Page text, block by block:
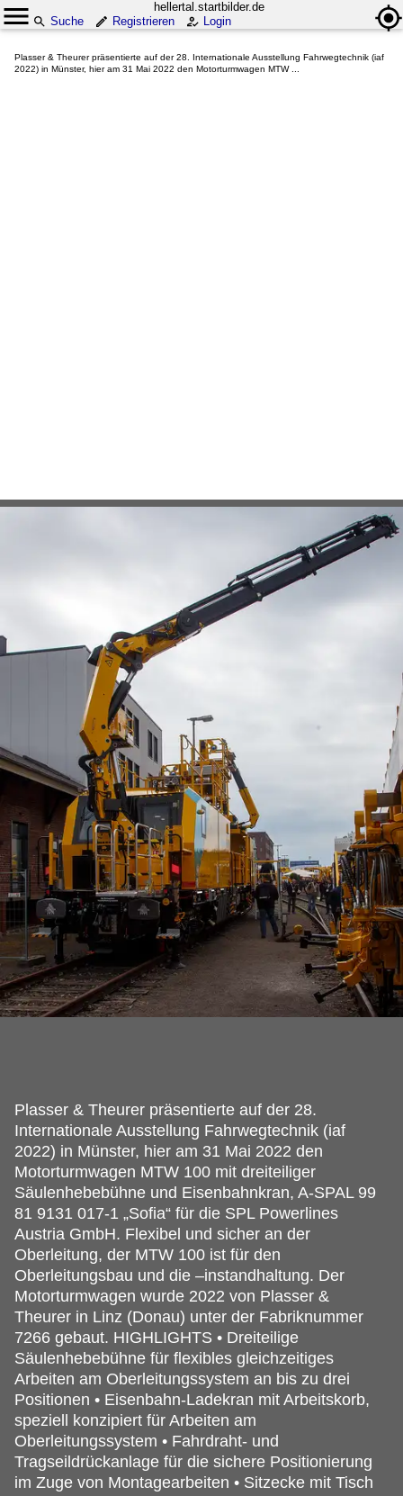
hellertal.startbilder.de
Suche
Registrieren Login
Plasser & Theurer präsentierte auf der 28. Internationale Ausstellung Fahrwegtechnik (iaf
2022) in Münster, hier am 31 Mai 2022 den Motorturmwagen MTW ...
Plasser & Theurer präsentierte auf der 28.
Internationale Ausstellung Fahrwegtechnik (iaf
2022) in Münster, hier am 31 Mai 2022 den
Motorturmwagen MTW 100 mit dreiteiliger
Säulenhebebühne und Eisenbahnkran, A-SPAL 99
81 9131 017-1 „Sofia“ für die SPL Powerlines
Austria GmbH. Flexibel und sicher an der
Oberleitung, der MTW 100 ist für den
Oberleitungsbau und die –instandhaltung. Der
Motorturmwagen wurde 2022 von Plasser &
Theurer in Linz (Donau) unter der Fabriknummer
7266 gebaut. HIGHLIGHTS • Dreiteilige
Säulenhebebühne für flexibles gleichzeitiges
Arbeiten am Oberleitungssystem an bis zu drei
Positionen • Eisenbahn-Ladekran mit Arbeitskorb,
speziell konzipiert für Arbeiten am
Oberleitungssystem • Fahrdraht- und
Tragseildrückanlage für die sichere Positionierung
im Zuge von Montagearbeiten • Sitzecke mit Tisch